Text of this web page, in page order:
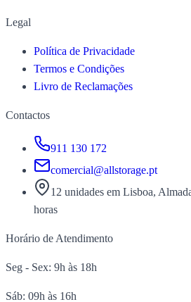
Legal
Política de Privacidade
Termos e Condições
Livro de Reclamações
Contactos
911 130 172
comercial@allstorage.pt
12 unidades em Lisboa,
horas
Horário de Atendimento
Seg - Sex: 9h às 18h
Sáb: 09h às 16h